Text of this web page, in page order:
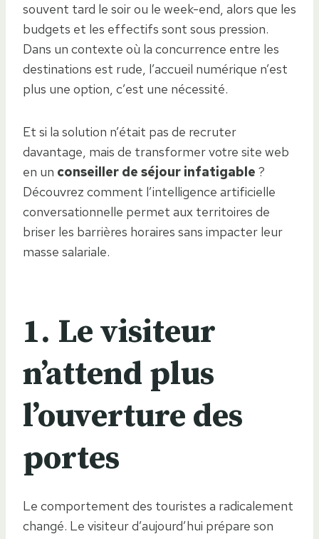
souvent tard le soir ou le week-end, alors que les
budgets et les effectifs sont sous pression.
Dans un contexte où la concurrence entre les
destinations est rude, l’accueil numérique n’est
plus une option, c’est une nécessité.
Et si la solution n’était pas de recruter
davantage, mais de transformer votre site web
en un conseiller de séjour infatigable ?
Découvrez comment l’intelligence artificielle
conversationnelle permet aux territoires de
briser les barrières horaires sans impacter leur
masse salariale.
1. Le visiteur
n’attend plus
l’ouverture des
portes
Le comportement des touristes a radicalement
changé. Le visiteur d’aujourd’hui prépare son